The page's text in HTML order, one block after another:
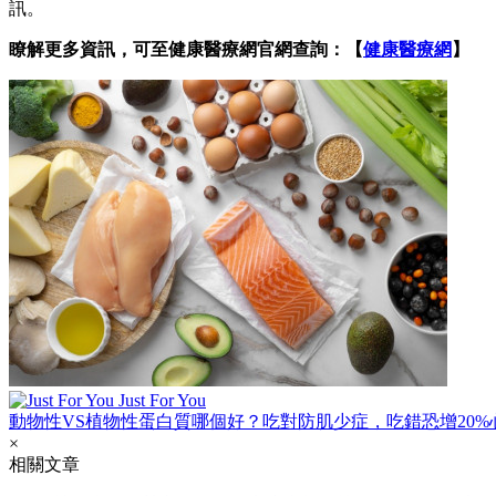
訊。
瞭解更多資訊，可至健康醫療網官網查詢：【健康醫療網 】
Just For You
動物性VS植物性蛋白質哪個好？吃對防肌少症，吃錯恐增20%
×
相關文章